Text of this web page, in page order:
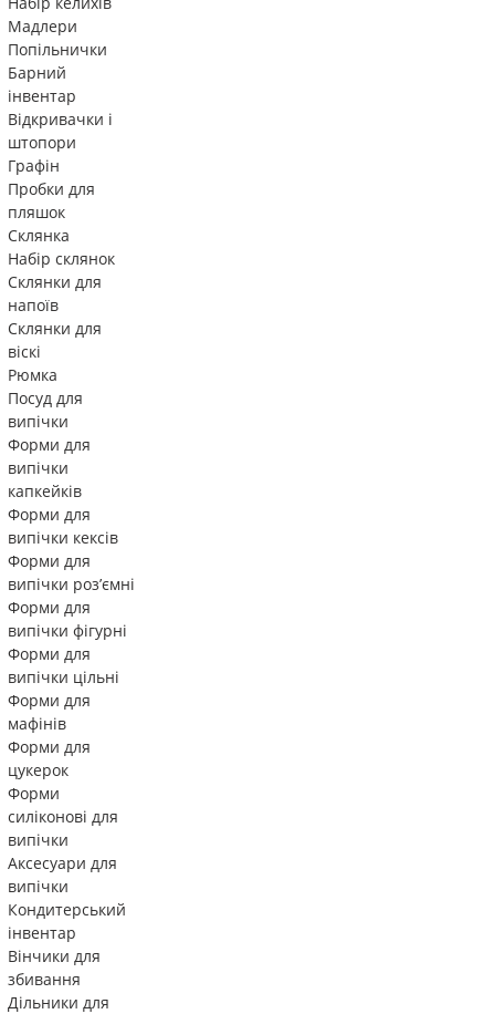
Мадлери
Попільнички
Барний
інвентар
Відкривачки і
штопори
Графін
Пробки для
пляшок
Склянка
Набір склянок
Склянки для
напоїв
Склянки для
віскі
Рюмка
Посуд для
випічки
Форми для
випічки
капкейків
Форми для
випічки кексів
Форми для
випічки роз’ємні
Форми для
випічки фігурні
Форми для
випічки цільні
Форми для
мафінів
Форми для
цукерок
Форми
силіконові для
випічки
Аксесуари для
випічки
Кондитерський
інвентар
Вінчики для
збивання
Дільники для